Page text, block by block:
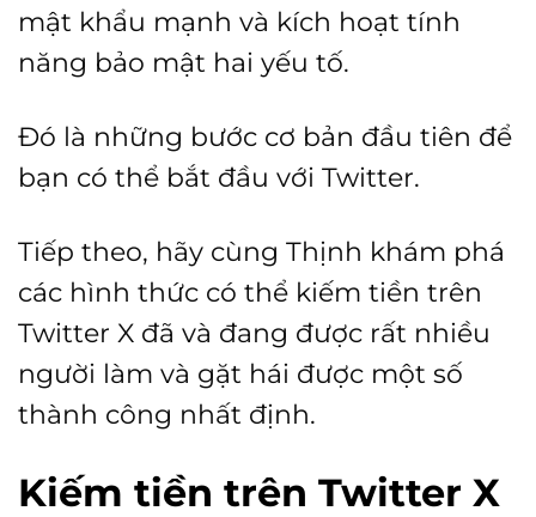
mật khẩu mạnh và kích hoạt tính
năng bảo mật hai yếu tố.
Đó là những bước cơ bản đầu tiên để
bạn có thể bắt đầu với Twitter.
Tiếp theo, hãy cùng Thịnh khám phá
các hình thức có thể kiếm tiền trên
Twitter X đã và đang được rất nhiều
người làm và gặt hái được một số
thành công nhất định.
Kiếm tiền trên Twitter X